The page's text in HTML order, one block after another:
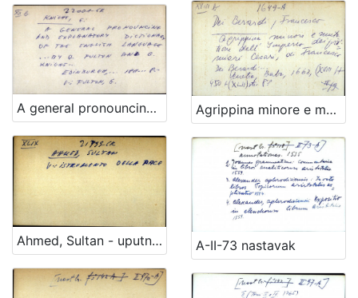
A general pronouncing and explanatory dictionary of the english language ... by G. Fulton and G. Knight - UPUTNICA Agrippina minore e mutatione dell'imperio de' primieri Cesari, di Francesco dei Berardi ...
Ahmed, Sultan - uputnica A-II-73 nastavak